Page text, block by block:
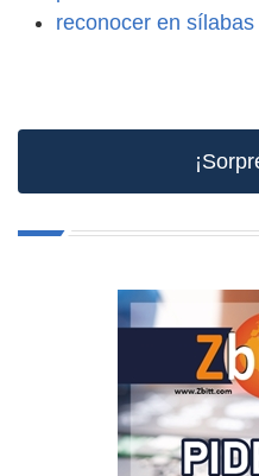
reconocer en sílabas